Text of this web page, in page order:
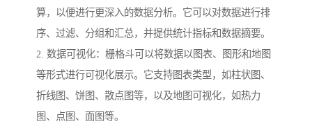
算，以便进行更深入的数据分析。它可以对数据进行排
序、过滤、分组和汇总，并提供统计指标和数据摘要。
2. 数据可视化：栅格斗可以将数据以图表、图形和地图
等形式进行可视化展示。它支持图表类型，如柱状图、
折线图、饼图、散点图等，以及地图可视化，如热力
图、点图、面图等。